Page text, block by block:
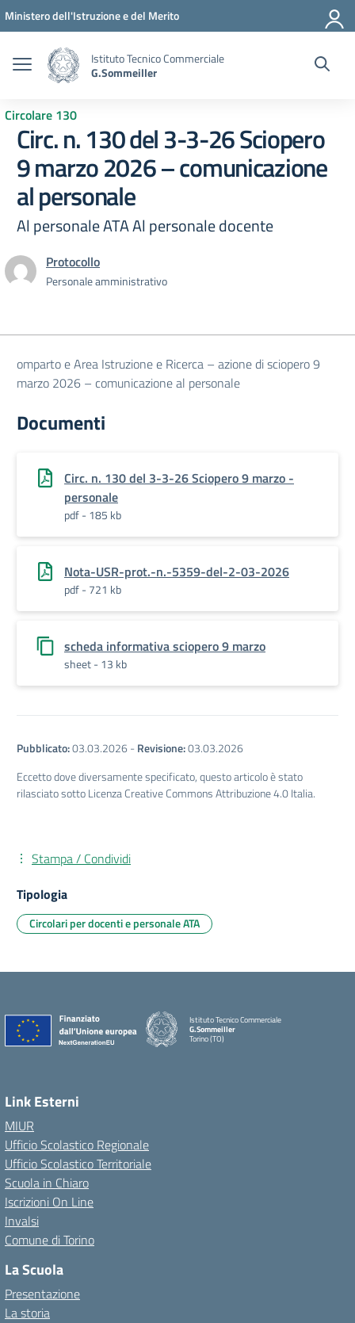
Vai ai contenuti
Vai al menu di navigazione
Vai al footer
Ministero dell'Istruzione e del Merito
Istituto Tecnico Commerciale
G.Sommeiller
Circolare 130
Circ. n. 130 del 3-3-26 Sciopero
9 marzo 2026 – comunicazione
al personale
Al personale ATA Al personale docente
Protocollo
Personale amministrativo
omparto e Area Istruzione e Ricerca – azione di sciopero 9
marzo 2026 – comunicazione al personale
Documenti
Circ. n. 130 del 3-3-26 Sciopero 9 marzo -
personale
pdf - 185 kb
Nota-USR-prot.-n.-5359-del-2-03-2026
pdf - 721 kb
scheda informativa sciopero 9 marzo
sheet - 13 kb
Pubblicato:03.03.2026 -Revisione:03.03.2026
Eccetto dove diversamente specificato, questo articolo è stato
rilasciato sotto Licenza Creative Commons Attribuzione 4.0 Italia.
Stampa / Condividi
Tipologia
Circolari per docenti e personale ATA
Istituto Tecnico Commerciale
G.Sommeiller
Torino (TO)
Link Esterni
MIUR
Ufficio Scolastico Regionale
Ufficio Scolastico Territoriale
Scuola in Chiaro
Iscrizioni On Line
Invalsi
Comune di Torino
La Scuola
Presentazione
La storia